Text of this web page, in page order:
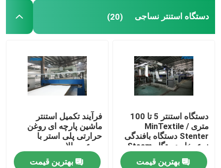
دستگاه استنتر نساجی (20)
دستگاه استنتر 5 تا 100
متری / MinTextile
Stenter دستگاه بافندگی
نوع بخار دستگاه Steam
Hot Steam
بهترین قیمت
فرآیند تکمیل استنتر
ماشین پارچه ای روغن
حرارتی پلی استر با
سرعت بالا
بهترین قیمت